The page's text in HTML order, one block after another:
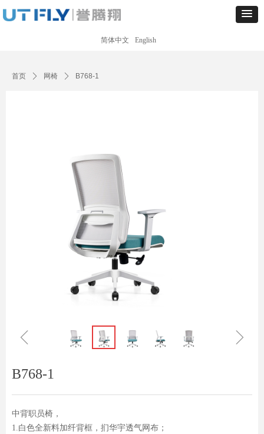
简体中文 English
首页 ꄲ 网椅 ꄲ B768-1
ꁆ ꁇ
B768-1
中背职员椅，
1.白色全新料加纤背框，扪华宇透气网布；